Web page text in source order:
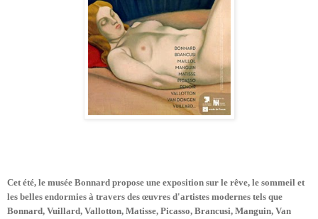
Cet été, le musée Bonnard propose une exposition sur le rêve, le sommeil et
les belles endormies à travers des œuvres d'artistes modernes tels que
Bonnard, Vuillard, Vallotton, Matisse, Picasso, Brancusi, Manguin, Van